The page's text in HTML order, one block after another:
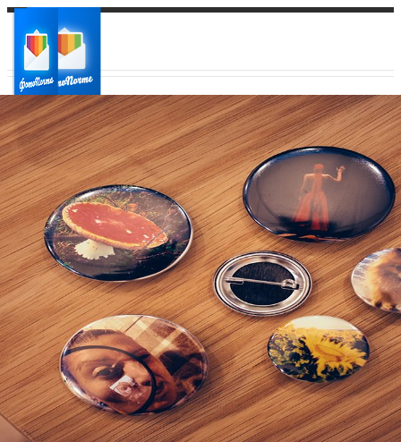
Ваш город:
Ваш регион доставки
Выберите из списка: